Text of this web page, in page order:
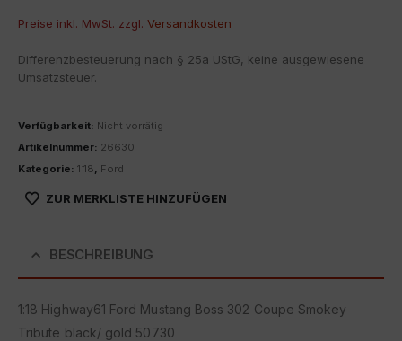
Preise inkl. MwSt. zzgl. Versandkosten
Differenzbesteuerung nach § 25a UStG, keine ausgewiesene
Umsatzsteuer.
Verfügbarkeit: Nicht vorrätig
Artikelnummer: 26630
Kategorie: 1:18 Ford
ZUR MERKLISTE HINZUFÜGEN
BESCHREIBUNG
1:18 Highway61 Ford Mustang Boss 302 Coupe Smokey
Tribute black/ gold 50730